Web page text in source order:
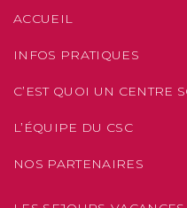
ACCUEIL
INFOS PRATIQUES
C’EST QUOI UN CENTRE
L’ÉQUIPE DU CSC
NOS PARTENAIRES